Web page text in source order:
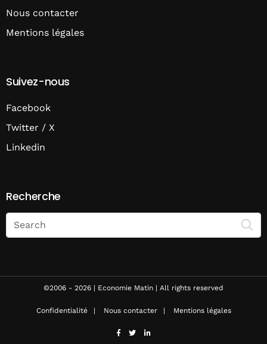
Nous contacter
Mentions légales
Suivez-nous
Facebook
Twitter / X
Linkedin
Recherche
Search
on
Economie
©2006 - 2026 | Economie Matin | All rights reserved
Confidentialité Nous contacter Mentions légales
facebook
twitterlinkedin